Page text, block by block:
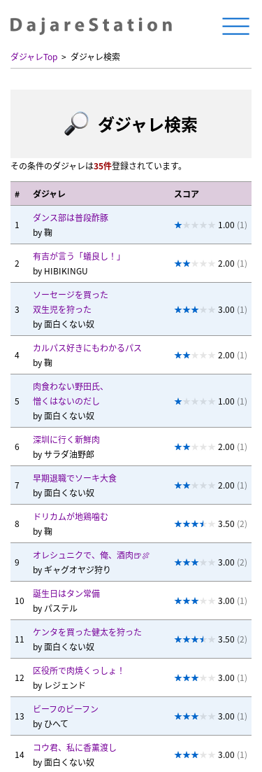
ダジャレTop ダジャレ検索
ダジャレ検索
その条件のダジャレは35件登録されています。
# ダジャレ スコア
1
ダンス部は普段酢豚
by鞠
1.00 (1)
2
有吉が言う「蟻良し！」
by HIBIKINGU
2.00 (1)
3
ソーセージを買った
双生児を狩った
by面白くない奴
3.00 (1)
4
カルパス好きにもわかるパス
by鞠
2.00 (1)
5
肉食わない野田氏、
憎くはないのだし
by面白くない奴
1.00 (1)
6
深圳に行く新鮮肉
byサラダ油野郎
2.00 (1)
7
早期退職でソーキ大食
by面白くない奴
2.00 (1)
8
ドリカムが地鶏噛む
by鞠
3.50 (2)
9
オレシュニクで、俺、酒肉🍺🍖
by ギャグオヤジ狩り
3.00 (2)
10
誕生日はタン常備
by パステル
3.00 (1)
11
ケンタを買った健太を狩った
by面白くない奴
3.50 (2)
12
区役所で肉焼くっしょ！
by レジェンド
3.00 (1)
13
ビーフのビーフン
by ひへて
3.00 (1)
14
コウ君、私に香薫渡し
by面白くない奴
3.00 (1)